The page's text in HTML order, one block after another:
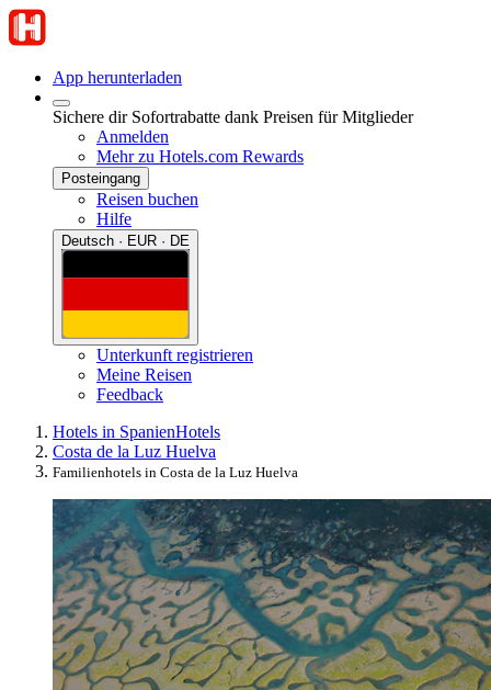
App herunterladen
Sichere dir Sofortrabatte dank Preisen für Mitglieder
Anmelden
Mehr zu Hotels.com Rewards
Posteingang
Reisen buchen
Hilfe
Deutsch · EUR · DE
Unterkunft registrieren
Meine Reisen
Feedback
Hotels in SpanienHotels
Costa de la Luz Huelva
Familienhotels in Costa de la Luz Huelva